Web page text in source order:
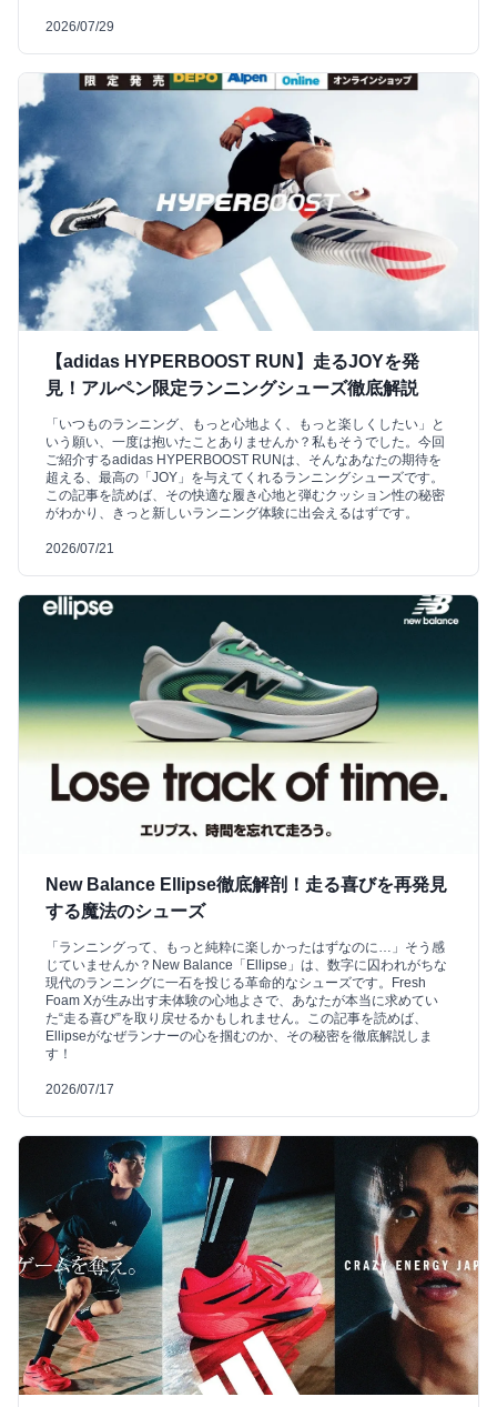
2026/07/29
【adidas HYPERBOOST RUN】走るJOYを発
見！アルペン限定ランニングシューズ徹底解説
「いつものランニング、もっと心地よく、もっと楽しくしたい」と
いう願い、一度は抱いたことありませんか？私もそうでした。今回
ご紹介するadidas HYPERBOOST RUNは、そんなあなたの期待を
超える、最高の「JOY」を与えてくれるランニングシューズです。
この記事を読めば、その快適な履き心地と弾むクッション性の秘密
がわかり、きっと新しいランニング体験に出会えるはずです。
2026/07/21
New Balance Ellipse徹底解剖！走る喜びを再発見
する魔法のシューズ
「ランニングって、もっと純粋に楽しかったはずなのに…」そう感
じていませんか？New Balance「Ellipse」は、数字に囚われがちな
現代のランニングに一石を投じる革命的なシューズです。Fresh
Foam Xが生み出す未体験の心地よさで、あなたが本当に求めてい
た“走る喜び”を取り戻せるかもしれません。この記事を読めば、
Ellipseがなぜランナーの心を掴むのか、その秘密を徹底解説しま
す！
2026/07/17